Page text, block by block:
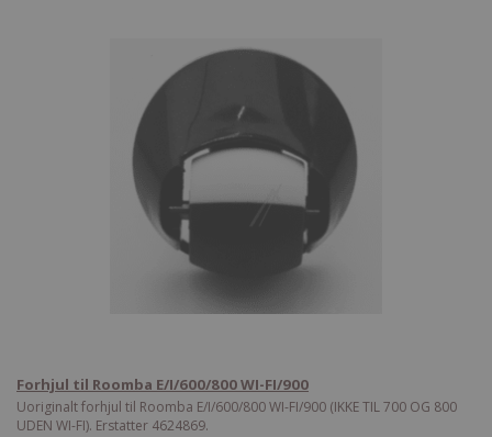
Forhjul til Roomba E/I/600/800 WI-FI/900
Uoriginalt forhjul til Roomba E/I/600/800 WI-FI/900 (IKKE TIL 700 OG 800
UDEN WI-FI). Erstatter 4624869.